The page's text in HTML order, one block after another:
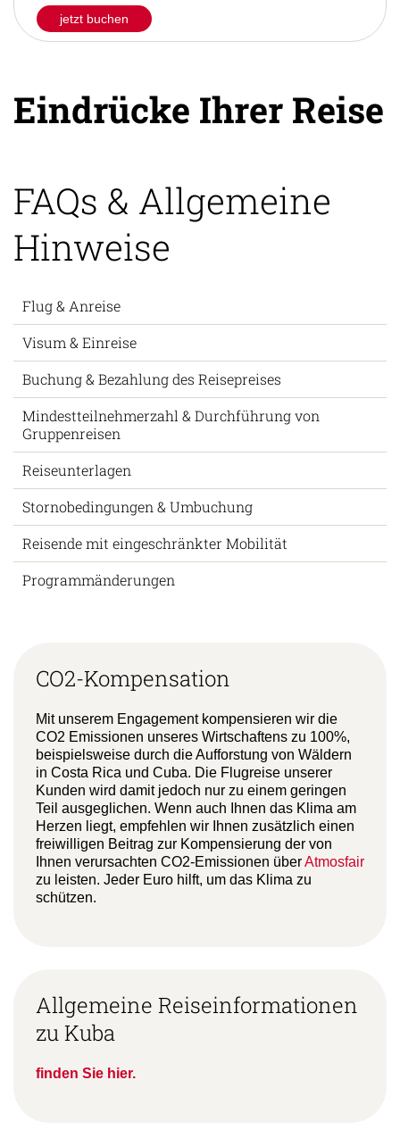
jetzt buchen
Eindrücke Ihrer Reise
FAQs & Allgemeine
Hinweise
Flug & Anreise
Visum & Einreise
Buchung & Bezahlung des Reisepreises
Mindestteilnehmerzahl & Durchführung von
Gruppenreisen
Reiseunterlagen
Stornobedingungen & Umbuchung
Reisende mit eingeschränkter Mobilität
Programmänderungen
CO2-Kompensation
Mit unserem Engagement kompensieren wir die
CO2 Emissionen unseres Wirtschaftens zu 100%,
beispielsweise durch die Aufforstung von Wäldern
in Costa Rica und Cuba. Die Flugreise unserer
Kunden wird damit jedoch nur zu einem geringen
Teil ausgeglichen. Wenn auch Ihnen das Klima am
Herzen liegt, empfehlen wir Ihnen zusätzlich einen
freiwilligen Beitrag zur Kompensierung der von
Ihnen verursachten CO2-Emissionen überAtmosfair
zu leisten. Jeder Euro hilft, um das Klima zu
schützen.
Allgemeine Reiseinformationen
zu Kuba
finden Sie hier.